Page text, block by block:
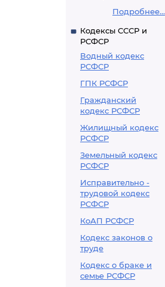
Подробнее...
Кодексы СССР и
РСФСР
Водный кодекс
РСФСР
ГПК РСФСР
Гражданский
кодекс РСФСР
Жилищный кодекс
РСФСР
Земельный кодекс
РСФСР
Исправительно -
трудовой кодекс
РСФСР
КоАП РСФСР
Кодекс законов о
труде
Кодекс о браке и
семье РСФСР